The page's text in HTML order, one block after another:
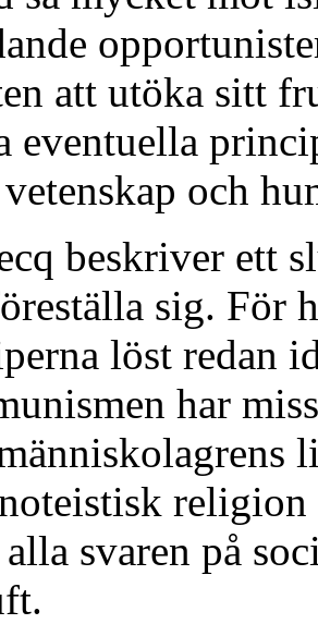
att utöka sitt
eventuella
och
beskriver ett
sig. För
löst redan
har
religion
svaren på